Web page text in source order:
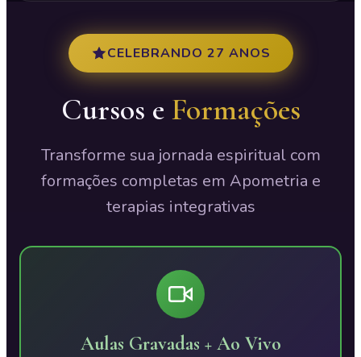
CELEBRANDO 27 ANOS
Cursos e Formações
Transforme sua jornada espiritual com
formações completas em Apometria e
terapias integrativas
Aulas Gravadas + Ao Vivo